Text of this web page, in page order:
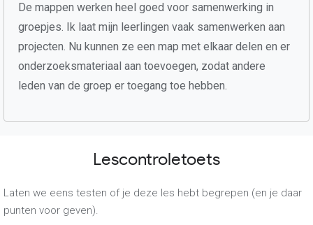
De mappen werken heel goed voor samenwerking in
groepjes. Ik laat mijn leerlingen vaak samenwerken aan
projecten. Nu kunnen ze een map met elkaar delen en er
onderzoeksmateriaal aan toevoegen, zodat andere
leden van de groep er toegang toe hebben.
Lescontroletoets
Laten we eens testen of je deze les hebt begrepen (en je daar
punten voor geven).